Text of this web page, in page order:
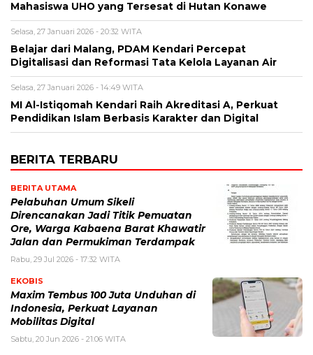
Mahasiswa UHO yang Tersesat di Hutan Konawe
Selasa, 27 Januari 2026 - 20:32 WITA
Belajar dari Malang, PDAM Kendari Percepat
Digitalisasi dan Reformasi Tata Kelola Layanan Air
Selasa, 27 Januari 2026 - 14:49 WITA
MI Al-Istiqomah Kendari Raih Akreditasi A, Perkuat
Pendidikan Islam Berbasis Karakter dan Digital
BERITA TERBARU
BERITA UTAMA
Pelabuhan Umum Sikeli
Direncanakan Jadi Titik Pemuatan
Ore, Warga Kabaena Barat Khawatir
Jalan dan Permukiman Terdampak
Rabu, 29 Jul 2026 - 17:32 WITA
EKOBIS
Maxim Tembus 100 Juta Unduhan di
Indonesia, Perkuat Layanan
Mobilitas Digital
Sabtu, 20 Jun 2026 - 21:06 WITA